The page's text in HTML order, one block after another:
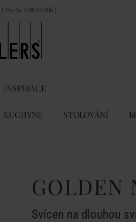
( Po-Pá: 9:00-17:00h )
INSPIRACE
KUCHYNĚ STOLOVÁNÍ
GOLDEN
Svícen na dlouhou